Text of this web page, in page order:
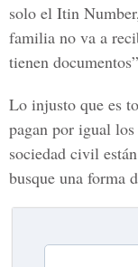
solo el Itin
familia no va a
tienen
Lo injusto que es
pagan por igual
sociedad civil
busque una forma